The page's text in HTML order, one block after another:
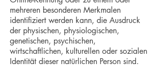
mehreren besonderen Merkmalen
identifiziert werden kann, die Ausdruck
der physischen, physiologischen,
genetischen, psychischen,
wirtschaftlichen, kulturellen oder sozialen
Identität dieser natürlichen Person sind.